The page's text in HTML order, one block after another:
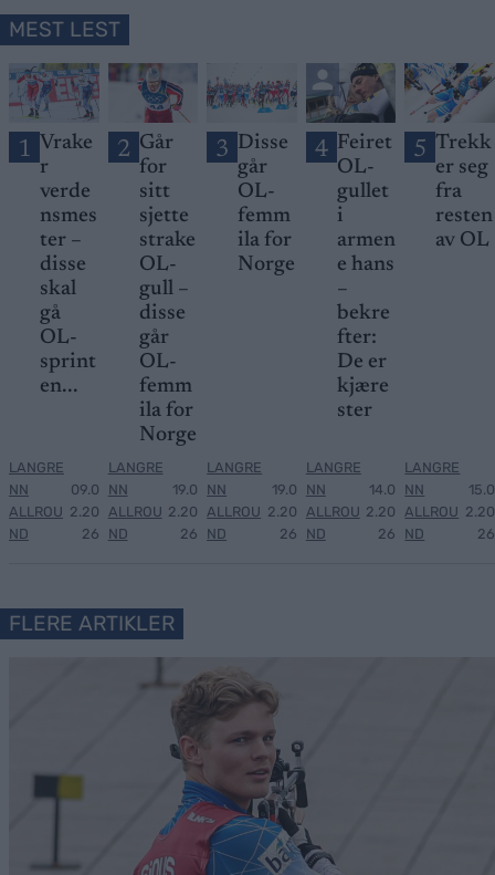
MEST LEST
1 Vrake
r
verde
nsmes
ter –
disse
skal
gå
OL-
sprint
en...
LANGRE
NN
ALLROU
ND
09.0
2.20
26
2 Går
for
sitt
sjette
strake
OL-
gull –
disse
går
OL-
femm
ila for
Norge
LANGRE
NN
ALLROU
ND
19.0
2.20
26
3 Disse
går
OL-
femm
ila for
Norge
LANGRE
NN
ALLROU
ND
19.0
2.20
26
4 Feiret
OL-
gullet
i
armen
e hans
–
bekre
fter:
De er
kjære
ster
LANGRE
NN
ALLROU
ND
14.0
2.20
26
5 Trekk
er seg
fra
resten
av OL
LANGRE
NN
ALLROU
ND
15.0
2.20
26
FLERE ARTIKLER